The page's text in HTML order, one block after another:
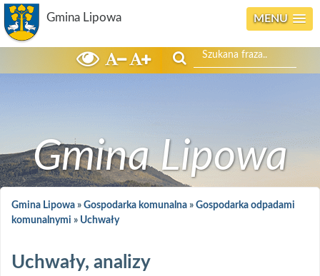
Gmina Lipowa MENU
Szukaj
Gmina Lipowa
Gmina Lipowa » Gospodarka komunalna » Gospodarka odpadami
komunalnymi » Uchwały
Uchwały, analizy